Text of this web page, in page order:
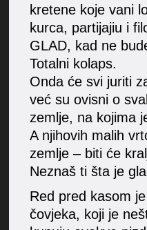
kretene koje vani
kurca, partijajiu i
GLAD, kad ne
Totalni kolaps.
Onda će svi juriti
već su ovisni o
zemlje, na kojima
A njihovih malih
zemlje – biti će
Neznaš ti šta je
Red pred kasom
čovjeka, koji je